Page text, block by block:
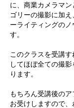
に、商業カメラマ
ゴリーの撮影に加
ーライティングの
す。
このクラスを受講
してほぼ全ての撮
ります。
もちろん受講後の
お受けしますので